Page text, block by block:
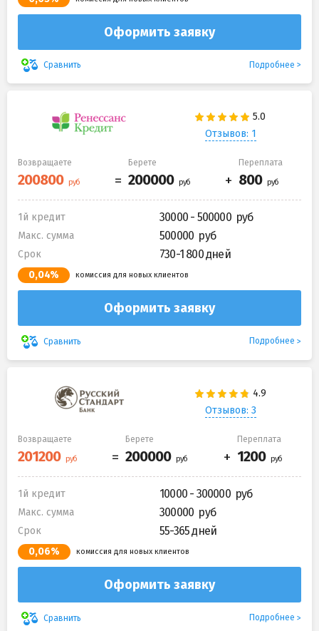
Оформить заявку
Сравнить Подробнее
Отзывов: 1
Возвращаете Берете Переплата
1й кредит 30000 - 500000
Макс. сумма 500000
Срок 730-1 800 дней
0,04% комиссия для новых клиентов
Оформить заявку
Сравнить Подробнее
Отзывов: 3
Возвращаете Берете Переплата
1й кредит 10000 - 300000
Макс. сумма 300000
Срок 55-365 дней
0,06% комиссия для новых клиентов
Оформить заявку
Сравнить Подробнее